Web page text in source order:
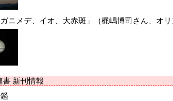
ガニメデ、イオ、大赤斑」（梶嶋博司さん、オリ
書 新刊情報